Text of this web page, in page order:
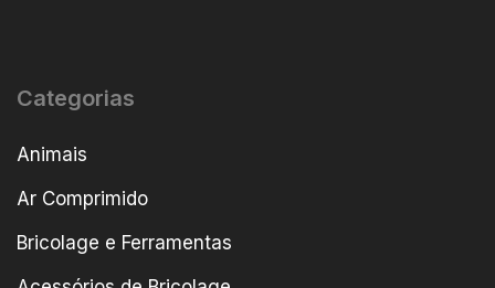
Categorias
Animais
Ar Comprimido
Bricolage e Ferramentas